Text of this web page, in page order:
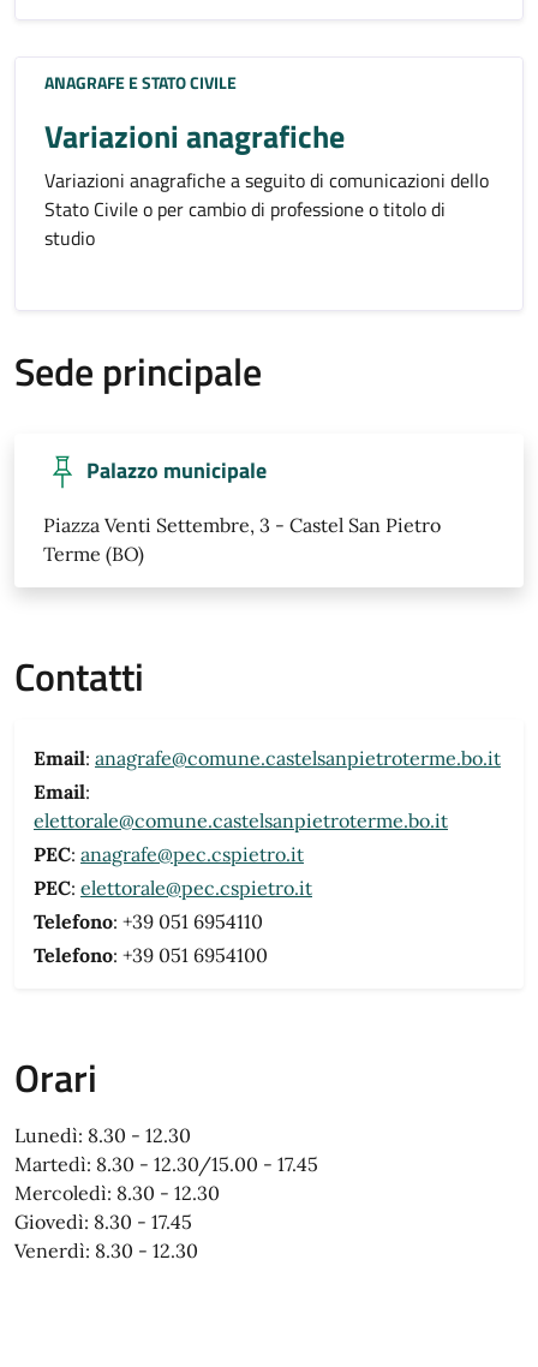
ANAGRAFE E STATO CIVILE
Variazioni anagrafiche
Variazioni anagrafiche a seguito di comunicazioni dello
Stato Civile o per cambio di professione o titolo di
studio
Sede principale
Palazzo municipale
Piazza Venti Settembre, 3 - Castel San Pietro
Terme (BO)
Contatti
Email: anagrafe@comune.castelsanpietroterme.bo.it
Email:
elettorale@comune.castelsanpietroterme.bo.it
PEC: anagrafe@pec.cspietro.it
PEC: elettorale@pec.cspietro.it
Telefono: +39 051 6954110
Telefono: +39 051 6954100
Orari
Lunedì: 8.30 - 12.30
Martedì: 8.30 - 12.30/15.00 - 17.45
Mercoledì: 8.30 - 12.30
Giovedì: 8.30 - 17.45
Venerdì: 8.30 - 12.30